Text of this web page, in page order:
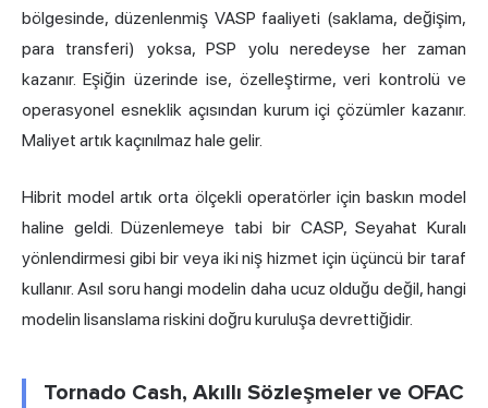
bölgesinde, düzenlenmiş VASP faaliyeti (saklama, değişim,
para transferi) yoksa, PSP yolu neredeyse her zaman
kazanır. Eşiğin üzerinde ise, özelleştirme, veri kontrolü ve
operasyonel esneklik açısından kurum içi çözümler kazanır.
Maliyet artık kaçınılmaz hale gelir.
Hibrit model artık orta ölçekli operatörler için baskın model
haline geldi. Düzenlemeye tabi bir CASP, Seyahat Kuralı
yönlendirmesi gibi bir veya iki niş hizmet için üçüncü bir taraf
kullanır. Asıl soru hangi modelin daha ucuz olduğu değil, hangi
modelin lisanslama riskini doğru kuruluşa devrettiğidir.
Tornado Cash, Akıllı Sözleşmeler ve OFAC